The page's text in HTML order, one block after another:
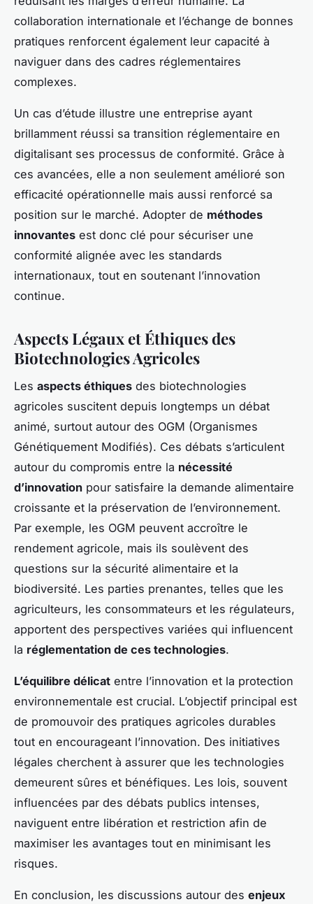
collaboration internationale et l’échange de bonnes
pratiques renforcent également leur capacité à
naviguer dans des cadres réglementaires
complexes.
Un cas d’étude illustre une entreprise ayant
brillamment réussi sa transition réglementaire en
digitalisant ses processus de conformité. Grâce à
ces avancées, elle a non seulement amélioré son
efficacité opérationnelle mais aussi renforcé sa
position sur le marché. Adopter de méthodes
innovantes est donc clé pour sécuriser une
conformité alignée avec les standards
internationaux, tout en soutenant l’innovation
continue.
Aspects Légaux et Éthiques des
Biotechnologies Agricoles
Les aspects éthiques des biotechnologies
agricoles suscitent depuis longtemps un débat
animé, surtout autour des OGM (Organismes
Génétiquement Modifiés). Ces débats s’articulent
autour du compromis entre la nécessité
d’innovation pour satisfaire la demande alimentaire
croissante et la préservation de l’environnement.
Par exemple, les OGM peuvent accroître le
rendement agricole, mais ils soulèvent des
questions sur la sécurité alimentaire et la
biodiversité. Les parties prenantes, telles que les
agriculteurs, les consommateurs et les régulateurs,
apportent des perspectives variées qui influencent
la réglementation de ces technologies.
L’équilibre délicat entre l’innovation et la protection
environnementale est crucial. L’objectif principal est
de promouvoir des pratiques agricoles durables
tout en encourageant l’innovation. Des initiatives
légales cherchent à assurer que les technologies
demeurent sûres et bénéfiques. Les lois, souvent
influencées par des débats publics intenses,
naviguent entre libération et restriction afin de
maximiser les avantages tout en minimisant les
risques.
En conclusion, les discussions autour des enjeux